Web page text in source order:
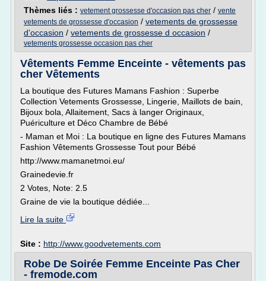
Thèmes liés : vetement grossesse d'occasion pas cher / vente
vetements de grossesse d'occasion / vetements de grossesse
d'occasion / vetements de grossesse d occasion /
vetements grossesse occasion pas cher
Vêtements Femme Enceinte - vêtements pas
cher Vêtements
La boutique des Futures Mamans Fashion : Superbe
Collection Vetements Grossesse, Lingerie, Maillots de bain,
Bijoux bola, Allaitement, Sacs à langer Originaux,
Puériculture et Déco Chambre de Bébé
- Maman et Moi : La boutique en ligne des Futures Mamans
Fashion Vêtements Grossesse Tout pour Bébé
http://www.mamanetmoi.eu/
Grainedevie.fr
2 Votes, Note: 2.5
Graine de vie la boutique dédiée...
Lire la suite
Site : http://www.goodvetements.com
Robe De Soirée Femme Enceinte Pas Cher
- fremode.com